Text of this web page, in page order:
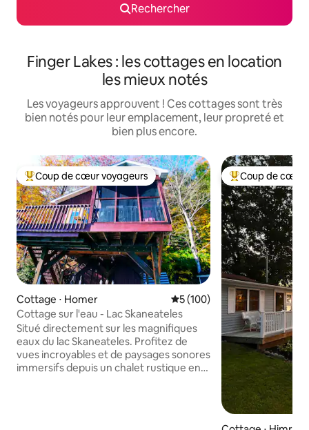
Rechercher
Finger Lakes : les cottages en location
les mieux notés
Les voyageurs approuvent ! Ces cottages sont très
bien notés pour leur emplacement, leur propreté et
bien plus encore.
Coups de cœur voyageurs les plus appréciés
Coup de cœur voyageurs
Cottage ⋅ Homer Évaluation moyenne sur la
5 (100)
Cottage sur l'eau - Lac Skaneateles
Situé directement sur les magnifiques
eaux du lac Skaneateles. Profitez de
vues incroyables et de paysages sonores
immersifs depuis un chalet rustique en
Coups de cœur
Coup de cœur